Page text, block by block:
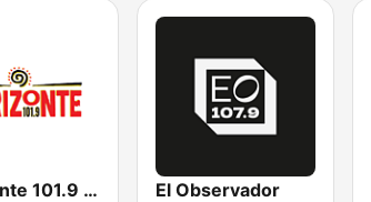
Horizonte 101.9 FM El Observador